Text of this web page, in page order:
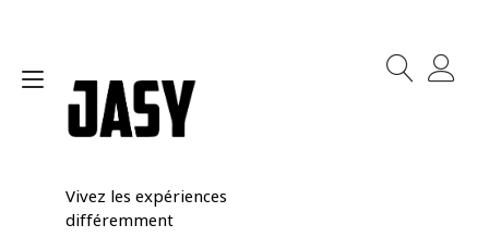
Vivez les expériences
différemment
Toggle
navigation